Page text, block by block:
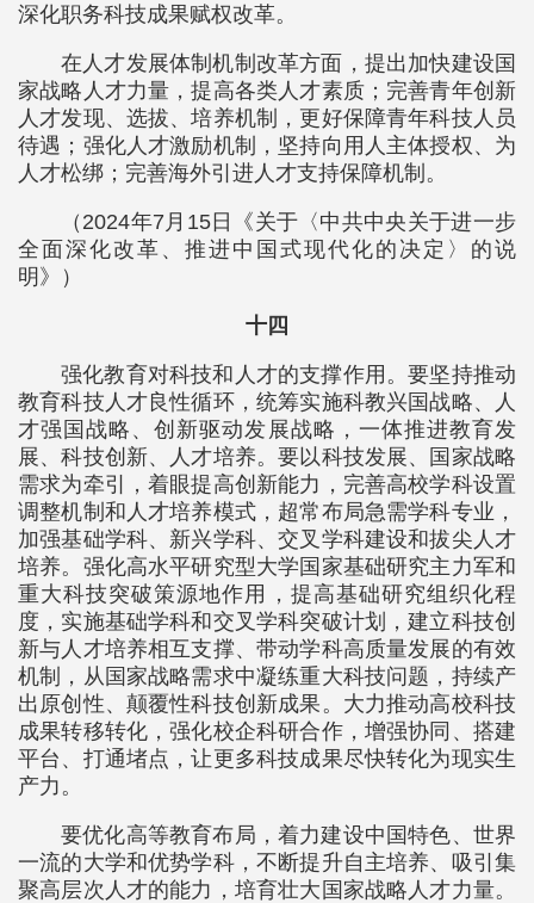
深化职务科技成果赋权改革。
在人才发展体制机制改革方面，提出加快建设国
家战略人才力量，提高各类人才素质；完善青年创新
人才发现、选拔、培养机制，更好保障青年科技人员
待遇；强化人才激励机制，坚持向用人主体授权、为
人才松绑；完善海外引进人才支持保障机制。
（2024年7月15日《关于〈中共中央关于进一步
全面深化改革、推进中国式现代化的决定〉的说
明》）
十四
强化教育对科技和人才的支撑作用。要坚持推动
教育科技人才良性循环，统筹实施科教兴国战略、人
才强国战略、创新驱动发展战略，一体推进教育发
展、科技创新、人才培养。要以科技发展、国家战略
需求为牵引，着眼提高创新能力，完善高校学科设置
调整机制和人才培养模式，超常布局急需学科专业，
加强基础学科、新兴学科、交叉学科建设和拔尖人才
培养。强化高水平研究型大学国家基础研究主力军和
重大科技突破策源地作用，提高基础研究组织化程
度，实施基础学科和交叉学科突破计划，建立科技创
新与人才培养相互支撑、带动学科高质量发展的有效
机制，从国家战略需求中凝练重大科技问题，持续产
出原创性、颠覆性科技创新成果。大力推动高校科技
成果转移转化，强化校企科研合作，增强协同、搭建
平台、打通堵点，让更多科技成果尽快转化为现实生
产力。
要优化高等教育布局，着力建设中国特色、世界
一流的大学和优势学科，不断提升自主培养、吸引集
聚高层次人才的能力，培育壮大国家战略人才力量。